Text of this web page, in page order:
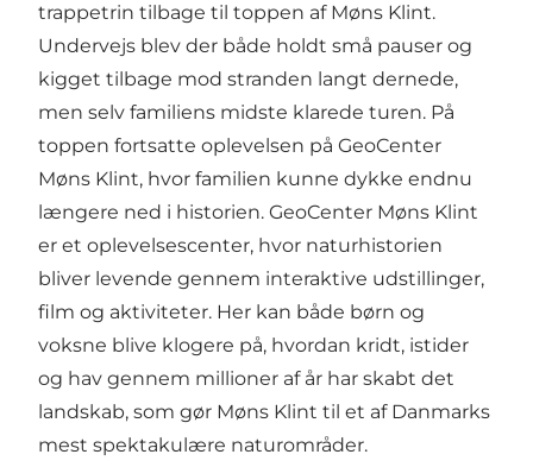
trappetrin tilbage til toppen af Møns Klint.
Undervejs blev der både holdt små pauser og
kigget tilbage mod stranden langt dernede,
men selv familiens midste klarede turen. På
toppen fortsatte oplevelsen på GeoCenter
Møns Klint, hvor familien kunne dykke endnu
længere ned i historien. GeoCenter Møns Klint
er et oplevelsescenter, hvor naturhistorien
bliver levende gennem interaktive udstillinger,
film og aktiviteter. Her kan både børn og
voksne blive klogere på, hvordan kridt, istider
og hav gennem millioner af år har skabt det
landskab, som gør Møns Klint til et af Danmarks
mest spektakulære naturområder.